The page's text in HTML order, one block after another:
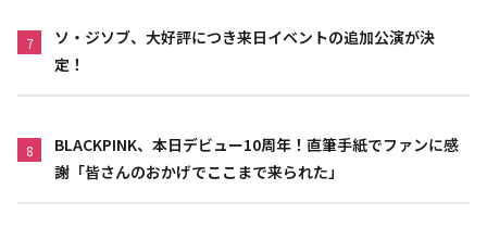
7
ソ・ジソブ、大好評につき来日イベントの追加公演が決
定！
8
BLACKPINK、本日デビュー10周年！直筆手紙でファンに感
謝「皆さんのおかげでここまで来られた」